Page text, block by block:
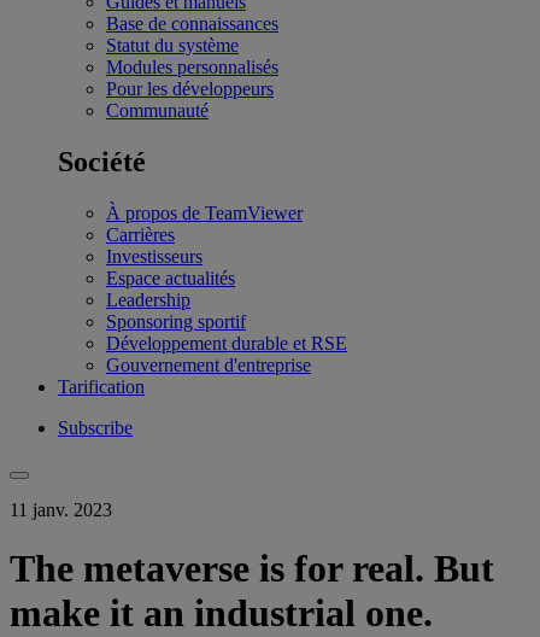
Base de connaissances
Statut du système
Modules personnalisés
Pour les développeurs
Communauté
Société
À propos de TeamViewer
Carrières
Investisseurs
Espace actualités
Leadership
Sponsoring sportif
Développement durable et RSE
Gouvernement d'entreprise
Tarification
Subscribe
11 janv. 2023
The metaverse is for real. But
make it an industrial one.